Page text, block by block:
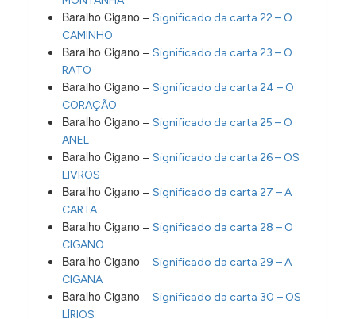
Baralho Cigano –Significado da carta 22 – O
CAMINHO
Baralho Cigano –Significado da carta 23 – O
RATO
Baralho Cigano –Significado da carta 24 – O
CORAÇÃO
Baralho Cigano –Significado da carta 25 – O
ANEL
Baralho Cigano –Significado da carta 26 – OS
LIVROS
Baralho Cigano –Significado da carta 27 – A
CARTA
Baralho Cigano –Significado da carta 28 – O
CIGANO
Baralho Cigano –Significado da carta 29 – A
CIGANA
Baralho Cigano –Significado da carta 30 – OS
LÍRIOS